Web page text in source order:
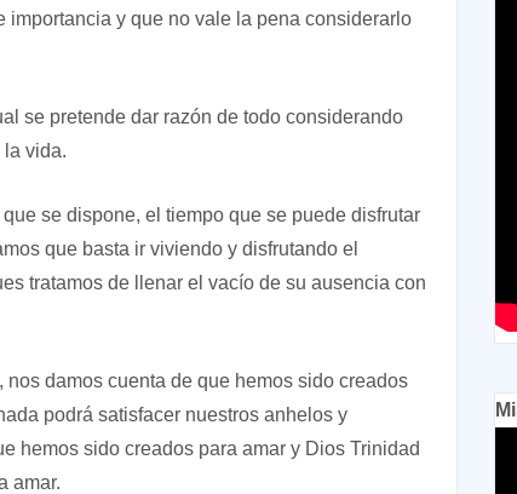
y que no vale la pena considerarlo
se pretende dar razón de todo considerando
la vida.
se dispone, el tiempo que se puede disfrutar
que basta ir viviendo y disfrutando el
tratamos de llenar el vacío de su ausencia con
damos cuenta de que hemos sido creados
podrá satisfacer nuestros anhelos y
hemos sido creados para amar y Dios Trinidad
amar.